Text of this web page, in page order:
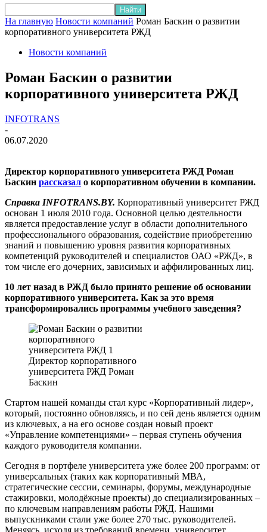
На главную Новости компаний Роман Баскин о развитии
корпоративного университета РЖД
Новости компаний
Роман Баскин о развитии
корпоративного университета РЖД
INFOTRANS
-
06.07.2020
Директор корпоративного университета РЖД Роман
Баскин рассказал о корпоративном обучении в компании.
Справка INFOTRANS.BY. Корпоративный университет РЖД
основан 1 июля 2010 года. Основной целью деятельности
является предоставление услуг в области дополнительного
профессионального образования, содействие приобретению
знаний и повышению уровня развития корпоративных
компетенций руководителей и специалистов ОАО «РЖД», в
том числе его дочерних, зависимых и аффилированных лиц.
10 лет назад в РЖД было принято решение об основании
корпоративного университета. Как за это время
трансформировались программы учебного заведения?
Директор корпоративного
университета РЖД Роман
Баскин
Стартом нашей команды стал курс «Корпоративный лидер»,
который, постоянно обновляясь, и по сей день является одним
из ключевых, а на его основе создан новый проект
«Управление компетенциями» – первая ступень обучения
каждого руководителя компании.
Сегодня в портфеле университета уже более 200 программ: от
универсальных (таких как корпоративный МВА,
стратегические сессии, семинары, форумы, международные
стажировки, молодёжные проекты) до специализированных –
по ключевым направлениям работы РЖД. Нашими
выпускниками стали уже более 270 тыс. руководителей.
Меняясь, исходя из требований времени, университет